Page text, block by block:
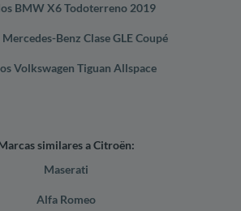
BMW X6 Todoterreno 2019
Benz Clase GLE Coupé
Volkswagen Tiguan Allspace
similares a Citroën:
Maserati
Alfa Romeo